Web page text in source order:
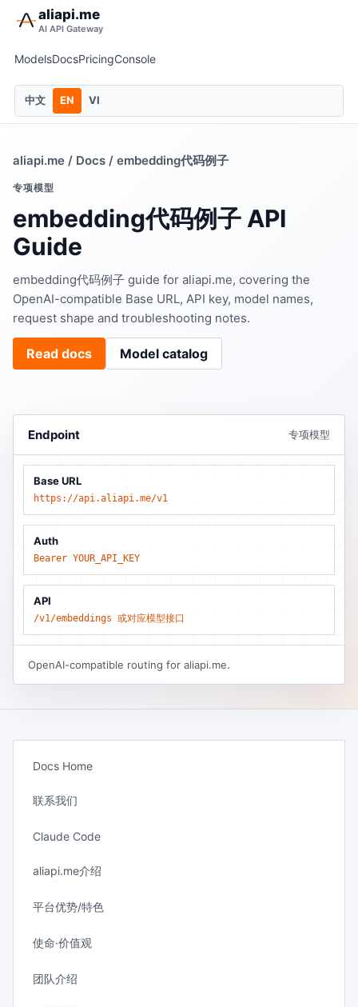
aliapi.me
AI API Gateway
ModelsDocsPricingConsole
中文 EN VI
aliapi.me / Docs / embedding代码例子
专项模型
embedding代码例子 API
Guide
embedding代码例子 guide for aliapi.me, covering the
OpenAI-compatible Base URL, API key, model names,
request shape and troubleshooting notes.
Read docs Model catalog
Endpoint 专项模型
Base URL
https://api.aliapi.me/v1
Auth
Bearer YOUR_API_KEY
API
/v1/embeddings 或对应模型接口
OpenAI-compatible routing for aliapi.me.
Docs Home
联系我们
Claude Code
aliapi.me介绍
平台优势/特色
使命·价值观
团队介绍